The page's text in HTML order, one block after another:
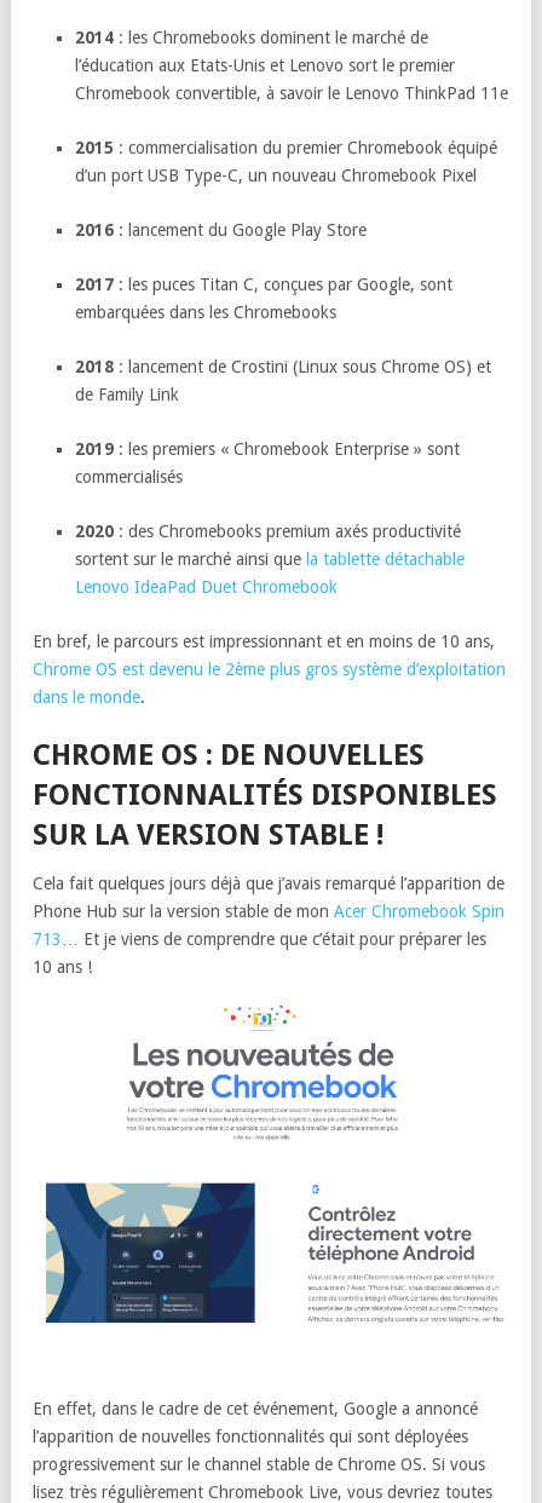
2014 : les Chromebooks dominent le marché de
l’éducation aux Etats-Unis et Lenovo sort le premier
Chromebook convertible, à savoir le Lenovo ThinkPad 11e
2015 : commercialisation du premier Chromebook équipé
d’un port USB Type-C, un nouveau Chromebook Pixel
2016 : lancement du Google Play Store
2017 : les puces Titan C, conçues par Google, sont
embarquées dans les Chromebooks
2018 : lancement de Crostini (Linux sous Chrome OS) et
de Family Link
2019 : les premiers « Chromebook Enterprise » sont
commercialisés
2020 : des Chromebooks premium axés productivité
sortent sur le marché ainsi que la tablette détachable
Lenovo IdeaPad Duet Chromebook
En bref, le parcours est impressionnant et en moins de 10 ans,
Chrome OS est devenu le 2ème plus gros système d’exploitation
dans le monde.
CHROME OS : DE NOUVELLES
FONCTIONNALITÉS DISPONIBLES
SUR LA VERSION STABLE !
Cela fait quelques jours déjà que j’avais remarqué l’apparition de
Phone Hub sur la version stable de mon Acer Chromebook Spin
713
… Et je viens de comprendre que c’était pour préparer les
10 ans !
En effet, dans le cadre de cet événement, Google a annoncé
l’apparition de nouvelles fonctionnalités qui sont déployées
progressivement sur le channel stable de Chrome OS. Si vous
lisez très régulièrement Chromebook Live, vous devriez toutes